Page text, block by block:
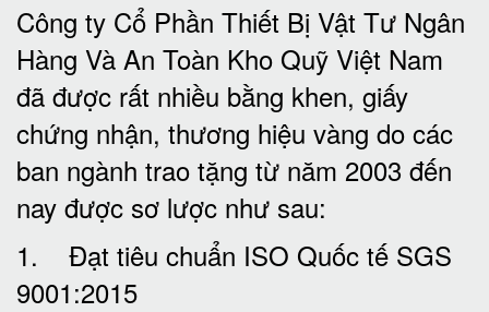
Công ty Cổ Phần Thiết Bị Vật Tư Ngân
Hàng Và An Toàn Kho Quỹ Việt Nam
đã được rất nhiều bằng khen, giấy
chứng nhận, thương hiệu vàng do các
ban ngành trao tặng từ năm 2003 đến
nay được sơ lược như sau:
1. Đạt tiêu chuẩn ISO Quốc tế SGS
9001:2015